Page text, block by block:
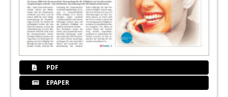
PDF
EPAPER